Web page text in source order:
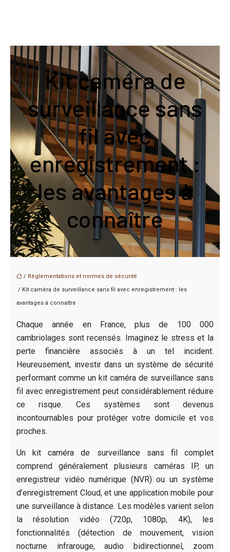
Kit caméra de
surveillance sans
fil avec
enregistrement :
les avantages à
connaître
/ Réglementations et normes de sécurité
/ Kit caméra de surveillance sans fil avec enregistrement : les
avantages à connaître
Chaque année en France, plus de 100 000
cambriolages sont recensés. Imaginez le stress et la
perte financière associés à un tel incident.
Heureusement, investir dans un système de sécurité
performant comme un kit caméra de surveillance sans
fil avec enregistrement peut considérablement réduire
ce risque. Ces systèmes sont devenus
incontournables pour protéger votre domicile et vos
proches.
Un kit caméra de surveillance sans fil complet
comprend généralement plusieurs caméras IP, un
enregistreur vidéo numérique (NVR) ou un système
d’enregistrement Cloud, et une application mobile pour
une surveillance à distance. Les modèles varient selon
la résolution vidéo (720p, 1080p, 4K), les
fonctionnalités (détection de mouvement, vision
nocturne infrarouge, audio bidirectionnel, zoom